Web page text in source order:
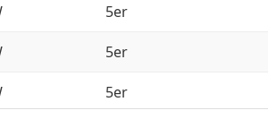
5er
5er
5er